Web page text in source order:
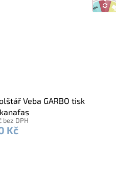
Veba GARBO tisk
bez DPH
Kč